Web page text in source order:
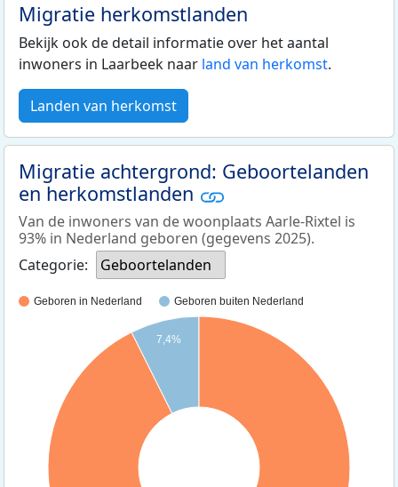
Migratie herkomstlanden
Bekijk ook de detail informatie over het aantal
inwoners in Laarbeek naar land van herkomst.
Landen van herkomst
Migratie achtergrond: Geboortelanden
en herkomstlanden
Van de inwoners van de woonplaats Aarle-Rixtel is
93% in Nederland geboren (gegevens 2025).
Categorie:
Geboortelanden
Geboren in Nederland Geboren buiten Nederland
7,4%